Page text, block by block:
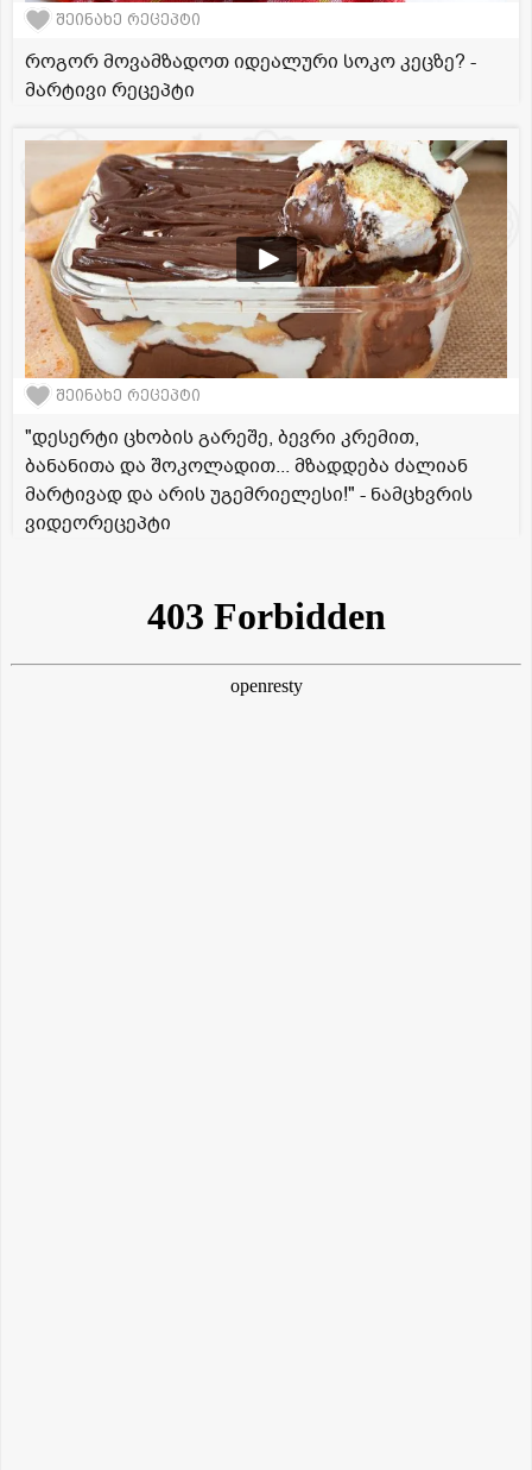
შეინახე რეცეპტი
როგორ მოვამზადოთ იდეალური სოკო კეცზე? -
მარტივი რეცეპტი
შეინახე რეცეპტი
"დესერტი ცხობის გარეშე, ბევრი კრემით,
ბანანითა და შოკოლადით... მზადდება ძალიან
მარტივად და არის უგემრიელესი!" - ნამცხვრის
ვიდეორეცეპტი